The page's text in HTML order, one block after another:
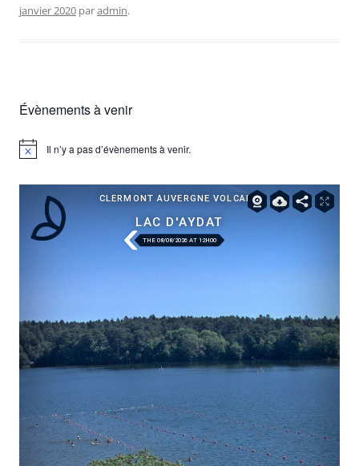
janvier 2020 paradmin.
Évènements à venir
Notice Il n’y a pas d’évènements à venir.